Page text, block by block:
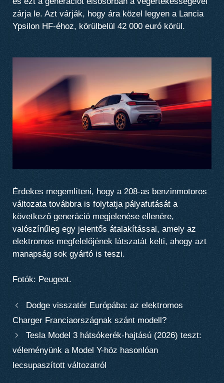
zárja le. Azt várják, hogy ára közel legyen a Lancia
Ypsilon HF-éhoz, körülbelül 42 000 euró körül.
Érdekes megemlíteni, hogy a 208-as benzinmotoros
változata továbbra is folytatja pályafutását a
következő generáció megjelenése ellenére,
valószínűleg egy jelentős átalakítással, amely az
elektromos megfelelőjének látszatát kelti, ahogy azt
manapság sok gyártó is teszi.
Fotók: Peugeot.
Dodge visszatér Európába: az elektromos
Charger Franciaországnak szánt modell?
Tesla Model 3 hátsókerék-hajtású (2026) teszt:
véleményünk a Model Y-höz hasonlóan
lecsupaszított változatról